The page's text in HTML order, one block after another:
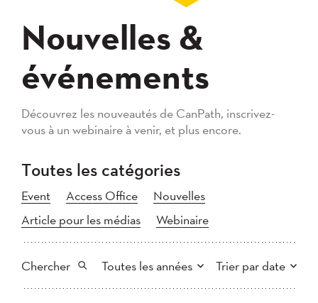
Nouvelles &
événements
Découvrez les nouveautés de CanPath, inscrivez-
vous à un webinaire à venir, et plus encore.
Toutes les catégories
Event Access Office
Nouvelles
Article pour les médias
Webinaire
Chercher Toutes les années Trier par date